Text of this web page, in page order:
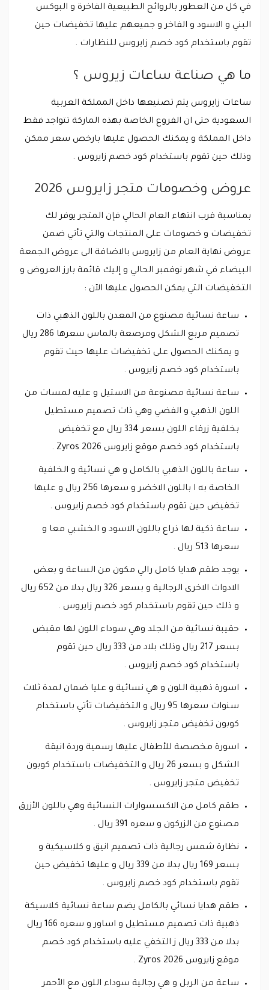
في كل من العطور بالروائح الطبيعية الفاخرة و البوكس
البني و الاسود و الفاخر و جميعهم عليها تخفيضات حين
تقوم باستخدام كود خصم زايروس للنظارات .
ما هي صناعة ساعات زيروس ؟
ساعات زايروس يتم تصنيعها داخل المملكة العربية
السعودية حتى ان الفروع الخاصة بهذه الماركة تتواجد فقط
داخل المملكة و يمكنك الحصول عليها بارخص سعر ممكن
وذلك حين تقوم باستخدام كود خصم زايروس .
عروض وخصومات متجر زايروس 2026
بمناسبة قرب انتهاء العام الحالي فإن المتجر يوفر لك
تخفيضات و خصومات على المنتجات والتي تأتي ضمن
عروض نهاية العام من زايروس بالاضافة الى عروض الجمعة
البيضاء في شهر نوفمبر الحالي و إليك قائمة بارز العروض و
التخفيضات التي يمكن الحصول عليها الآن :
ساعة نسائية مصنوع من المعدن باللون الذهبي ذات
تصميم مربع الشكل ومرصعة بالماس سعرها 286 ريال
و يمكنك الحصول على تخفيضات عليها حيث تقوم
باستخدام كود خصم زايروس .
ساعة نسائية مصنوعة من الاستيل و عليه لمسات من
اللون الذهبي و الفضي وهي ذات تصميم مستطيل
بخلفية زرقاء اللون بسعر 334 ريال مع تخفيض
باستخدام كود خصم موقع زايروس 2026 Zyros .
ساعة باللون الذهبي بالكامل و هي نسائية و الخلفية
الخاصة به ا باللون الاخضر و سعرها 256 ريال و عليها
تخفيض حين تقوم باستخدام كود خصم زايروس .
ساعة ذكية لها ذراع باللون الاسود و الخشبي معا و
سعرها 513 ريال .
يوجد طقم هدايا كامل رالي مكون من الساعة و بعض
الادوات الاخرى الرجالية و بسعر 326 ريال بدلا من 652 ريال
و ذلك حين تقوم باستخدام كود خصم زايروس .
حقيبة نسائية من الجلد وهي سوداء اللون لها مقبض
بسعر 217 ريال وذلك بلاد من 333 ريال حين تقوم
باستخدام كود خصم زايروس .
اسورة ذهبية اللون و هي نسائية و عليا ضمان لمدة ثلاث
سنوات سعرها 95 ريال و التخفيضات تأتي باستخدام
كوبون تخفيض متجر زايروس .
اسورة مخصصة للأطفال عليها رسمية وردة انيقة
الشكل و بسعر 26 ريال و التخفيضات باستخدام كوبون
تخفيض متجر زايروس .
طقم كامل من الاكسسوارات النسائية وهي باللون الأزرق
مصنوع من الزركون و سعره 391 ريال .
نظارة شمس رجالية ذات تصميم انيق و كلاسيكية و
بسعر 169 ريال بدلا من 339 ريال و عليها تخفيض حين
تقوم باستخدام كود خصم زايروس .
طقم هدايا نسائي بالكامل يضم ساعة نسائية كلاسيكة
ذهبية ذات تصميم مستطيل و اساور و سعره 166 ريال
بدلا من 333 ريال ز التخفي عليه باستخدام كود خصم
موقع زايروس 2026 Zyros .
ساعة من الربل و هي رجالية سوداء اللون مع الأحمر